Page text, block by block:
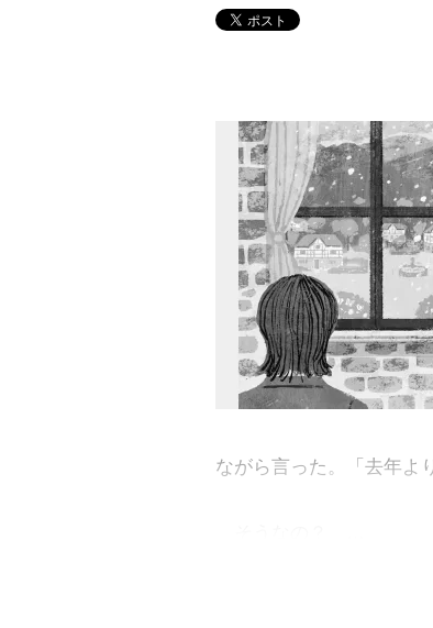
ながら言った。「去年よ